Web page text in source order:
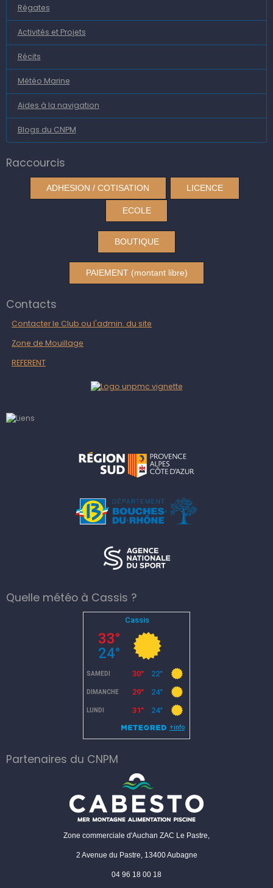
Régates
Activités et Projets
Récits
Météo Marine
Aides à la navigation
Blogs du CNPM
Raccourcis
ADHESION / COTISATION LICENCE
ECOLE
BOUTIQUE
PAIEMENT (montant libre)
Contacts
Contacter le Club ou l'admin. du site
Zone de Mouillage
REFERENT
Quelle météo à Cassis ?
Partenaires du CNPM
Zone commerciale d'Auchan ZAC Le Pastre,
2 Avenue du Pastre, 13400 Aubagne
04 96 18 00 18